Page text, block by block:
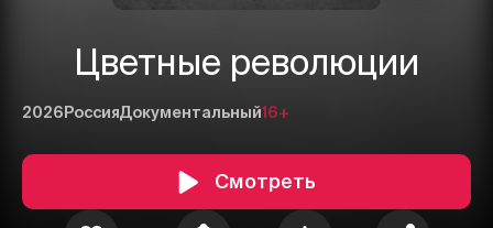
Цветные революции
2026 РоссияДокументальный16+
Смотреть